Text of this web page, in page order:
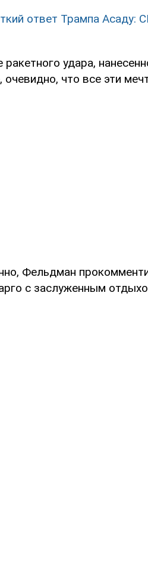
ответ Трампа Асаду:
ракетного удара,
что все эти
Фельдман
с заслуженным